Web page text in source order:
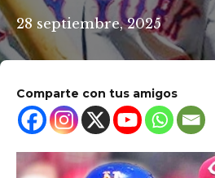
28 septiembre, 2025
Comparte con tus amigos